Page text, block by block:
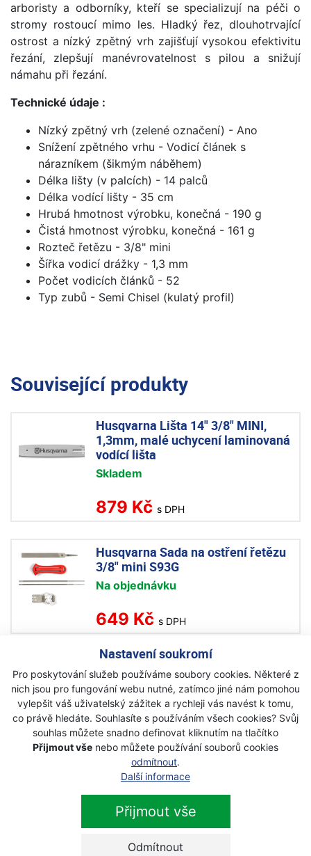
Nastavení soukromí
Pro poskytování služeb používáme soubory cookies. Některé z
nich jsou pro fungování webu nutné, zatímco jiné nám pomohou
vylepšit váš uživatelský zážitek a rychleji vás navést k tomu,
co právě hledáte. Souhlasíte s používáním všech cookies? Svůj
souhlas můžete snadno definovat kliknutím na tlačítko
Přijmout vše nebo můžete používání souborů cookies
odmítnout.
Další informace
Přijmout vše
Odmítnout
arboristy a odborníky, kteří se specializují na péči o
stromy rostoucí mimo les. Hladký řez, dlouhotrvající
ostrost a nízký zpětný vrh zajišťují vysokou efektivitu
řezání, zlepšují manévrovatelnost s pilou a snižují
námahu při řezání.
Technické údaje :
Nízký zpětný vrh (zelené označení) - Ano
Snížení zpětného vrhu - Vodicí článek s
nárazníkem (šikmým náběhem)
Délka lišty (v palcích) - 14 palců
Délka vodící lišty - 35 cm
Hrubá hmotnost výrobku, konečná - 190 g
Čistá hmotnost výrobku, konečná - 161 g
Rozteč řetězu - 3/8" mini
Šířka vodicí drážky - 1,3 mm
Počet vodicích článků - 52
Typ zubů - Semi Chisel (kulatý profil)
Související produkty
Husqvarna Lišta 14" 3/8" MINI,
1,3mm, malé uchycení laminovaná
vodící lišta
Skladem
879 Kč s DPH
Husqvarna Sada na ostření řetězu
3/8" mini S93G
Na objednávku
649 Kč s DPH
Husqvarna Vodítko na ostření
řetězů 3/8" mini
Akce
Skladem
279 Kč s DPH
Husqvarna Kulatý pilník 4,0 mm
Skladem